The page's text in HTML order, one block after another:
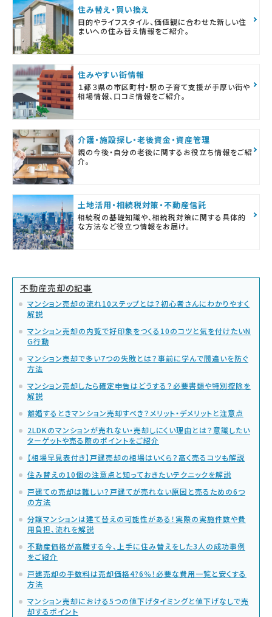
住み替え・買い換え
目的やライフスタイル、価値観に合わせた新しい住
まいへの住み替え情報をご紹介。
住みやすい街情報
１都３県の市区町村・駅の子育て支援が手厚い街や
相場情報、口コミ情報をご紹介。
介護・施設探し・老後資金・資産管理
親の今後・自分の老後に関するお役立ち情報をご紹
介。
土地活用・相続税対策・不動産信託
相続税の基礎知識や、相続税対策に関する具体的
な方法など役立つ情報をお届け。
不動産売却の記事
マンション売却の流れ10ステップとは？初心者さんにわかりやすく
解説
マンション売却の内覧で好印象をつくる10のコツと気を付けたいN
G行動
マンション売却で多い7つの失敗とは？事前に学んで間違いを防ぐ
方法
マンション売却したら確定申告はどうする？必要書類や特別控除を
解説
離婚するときマンション売却すべき？メリット・デメリットと注意点
2LDKのマンションが売れない・売却しにくい理由とは？意識したい
ターゲットや売る際のポイントをご紹介
【相場早見表付き】戸建売却の相場はいくら？高く売るコツも解説
住み替えの10個の注意点と知っておきたいテクニックを解説
戸建ての売却は難しい？戸建てが売れない原因と売るための6つ
の方法
分譲マンションは建て替えの可能性がある！実際の実施件数や費
用負担、流れを解説
不動産価格が高騰する今、上手に住み替えをした3人の成功事例
をご紹介
戸建売却の手数料は売却価格4?6％！必要な費用一覧と安くする
方法
マンション売却における5つの値下げタイミングと値下げなしで売
却するポイント